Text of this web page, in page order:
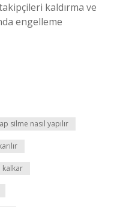
kaldırma ve
engelleme
silme nasıl yapılır
kalkar